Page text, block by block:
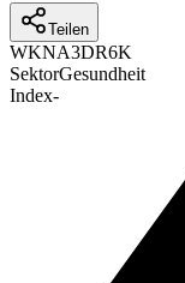
Teilen
WKNA3DR6K
SektorGesundheit
Index-